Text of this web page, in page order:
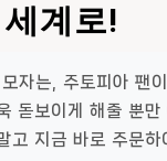
계로!
자는, 주토피아 팬
돋보이게 해줄 뿐
고 지금 바로 주문